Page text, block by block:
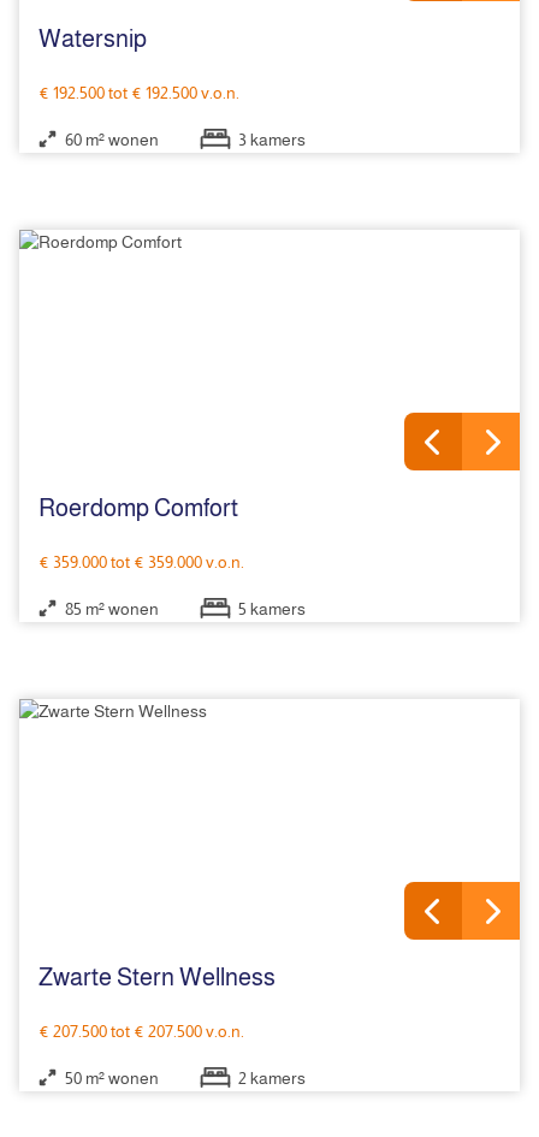
Watersnip
€ 192.500 tot € 192.500 v.o.n.
60 m² wonen 3 kamers
Roerdomp Comfort
€ 359.000 tot € 359.000 v.o.n.
85 m² wonen 5 kamers
Zwarte Stern Wellness
€ 207.500 tot € 207.500 v.o.n.
50 m² wonen 2 kamers